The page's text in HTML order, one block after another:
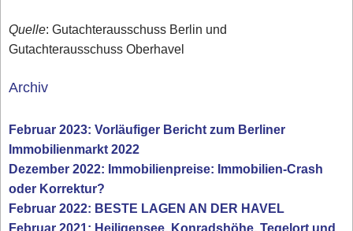
Quelle: Gutachterausschuss Berlin und
Gutachterausschuss Oberhavel
Archiv
Februar 2023: Vorläufiger Bericht zum Berliner
Immobilienmarkt 2022
Dezember 2022: Immobilienpreise: Immobilien-Crash
oder Korrektur?
Februar 2022: BESTE LAGEN AN DER HAVEL